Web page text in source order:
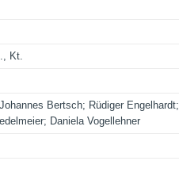
Kt.
Bertsch; Rüdiger Engelhardt;
Daniela Vogellehner